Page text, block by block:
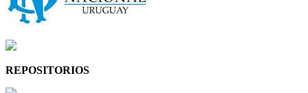
REPOSITORIOS